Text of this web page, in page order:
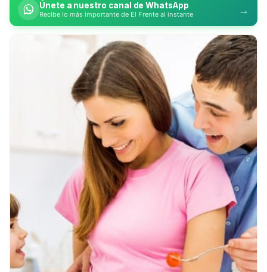
Únete a nuestro canal de WhatsApp
Recibe lo más importante de El Frente al instante →